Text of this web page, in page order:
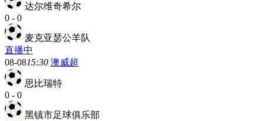
达尔维奇希尔
0 - 0
麦克亚瑟公羊队
直播中
08-0815:30 澳威超
思比瑞特
0 - 0
黑镇市足球俱乐部